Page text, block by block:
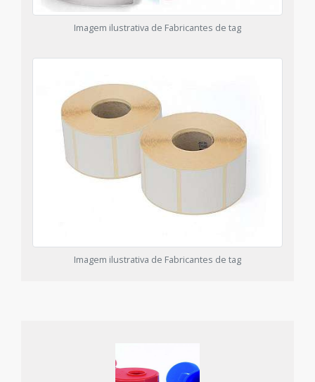
Imagem ilustrativa de Fabricantes de tag
Imagem ilustrativa de Fabricantes de tag